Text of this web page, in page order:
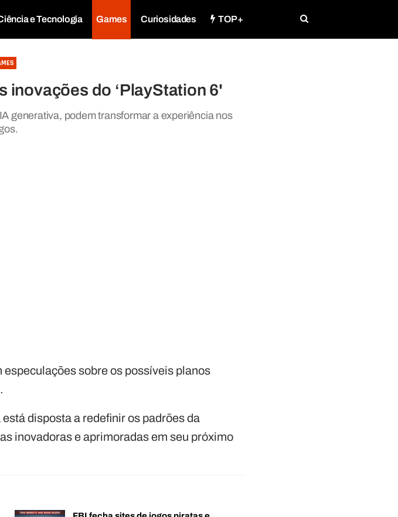
e Tecnologia Games Curiosidades TOP+
inovações do ‘PlayStation 6'
generativa, podem transformar a experiência nos
sobre os possíveis planos
disposta a redefinir os padrões da
inovadoras e aprimoradas em seu próximo